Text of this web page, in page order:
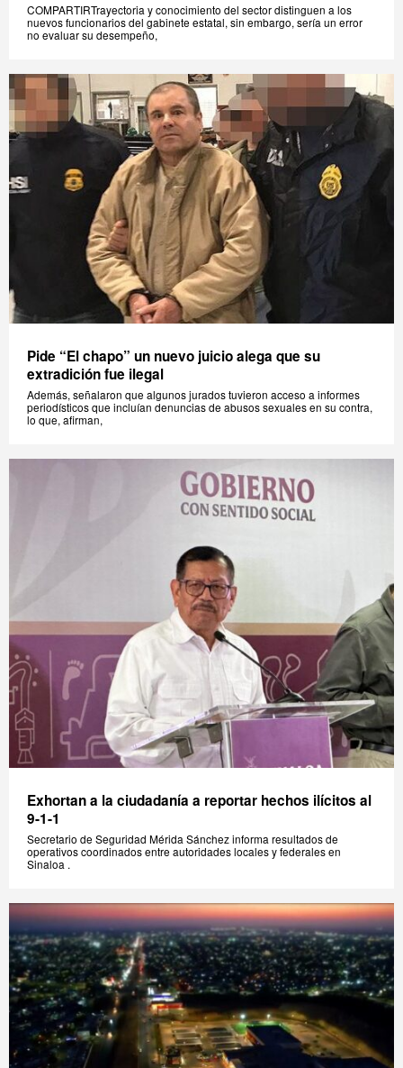
COMPARTIRTrayectoria y conocimiento del sector distinguen a los
nuevos funcionarios del gabinete estatal, sin embargo, sería un error
no evaluar su desempeño,
Pide “El chapo” un nuevo juicio alega que su
extradición fue ilegal
Además, señalaron que algunos jurados tuvieron acceso a informes
periodísticos que incluían denuncias de abusos sexuales en su contra,
lo que, afirman,
Exhortan a la ciudadanía a reportar hechos ilícitos al
9-1-1
Secretario de Seguridad Mérida Sánchez informa resultados de
operativos coordinados entre autoridades locales y federales en
Sinaloa .